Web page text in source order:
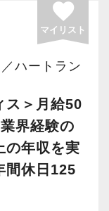
然とした態
万円（個人ま
っており、
する」という
められる環境
体系的に身
いて社内教
favorite
マイリスト
ハートラン
ス＞月給50
界経験の
の年収を実
休日125